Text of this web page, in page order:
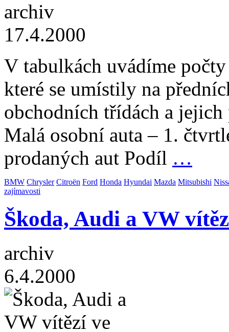
archiv
17.4.2000
V tabulkách uvádíme
které se umístily na
obchodních třídách a
Malá osobní auta – 1.
prodaných aut Podíl …
BMW Chrysler Citroën Ford Honda Hyundai Mazda Mitsubishi
zajímavosti
Škoda, Audi a VW
archiv
6.4.2000